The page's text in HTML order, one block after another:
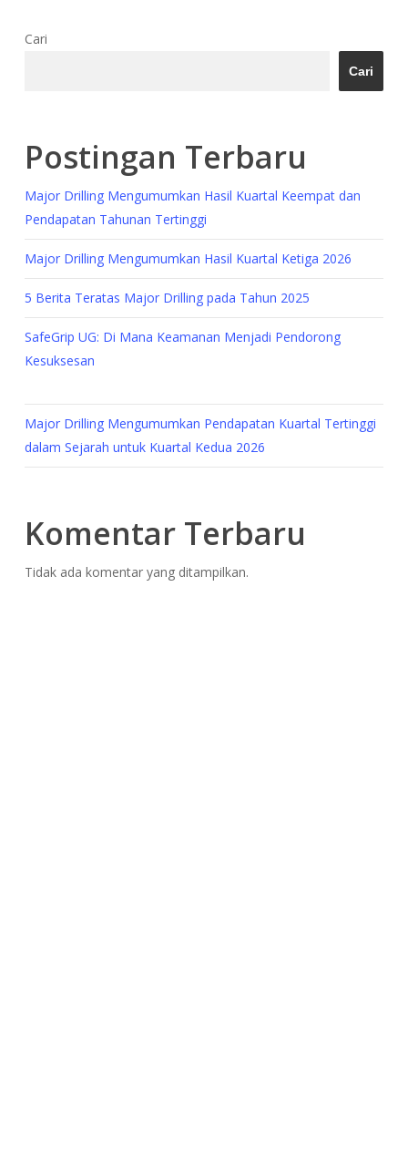
Cari
Cari
Postingan Terbaru
Major Drilling Mengumumkan Hasil Kuartal Keempat dan
Pendapatan Tahunan Tertinggi
Major Drilling Mengumumkan Hasil Kuartal Ketiga 2026
5 Berita Teratas Major Drilling pada Tahun 2025
SafeGrip UG: Di Mana Keamanan Menjadi Pendorong
Kesuksesan
Major Drilling Mengumumkan Pendapatan Kuartal Tertinggi
dalam Sejarah untuk Kuartal Kedua 2026
Komentar Terbaru
Tidak ada komentar yang ditampilkan.